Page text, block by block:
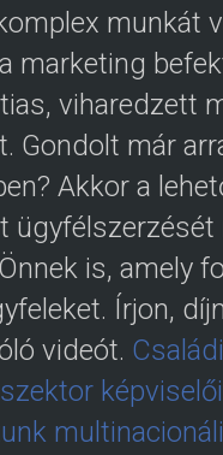
munkát
marketing
viharedzett
Gondolt már
Akkor a
ügyfélszerzését
is, amely
Írjon,
videót.